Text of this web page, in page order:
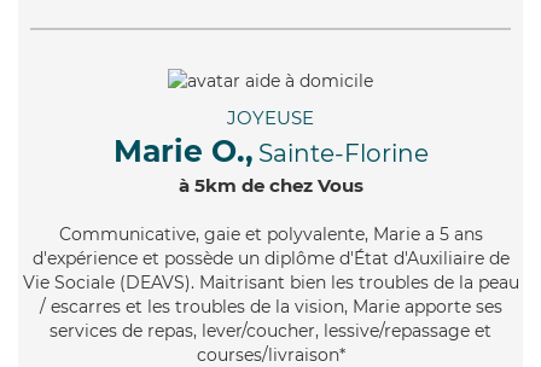
JOYEUSE
Marie O., Sainte-Florine
à 5km de chez Vous
Communicative, gaie et polyvalente, Marie a 5 ans
d'expérience et possède un diplôme d'État d'Auxiliaire de
Vie Sociale (DEAVS). Maitrisant bien les troubles de la peau
/ escarres et les troubles de la vision, Marie apporte ses
services de repas, lever/coucher, lessive/repassage et
courses/livraison*